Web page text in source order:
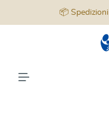
📦